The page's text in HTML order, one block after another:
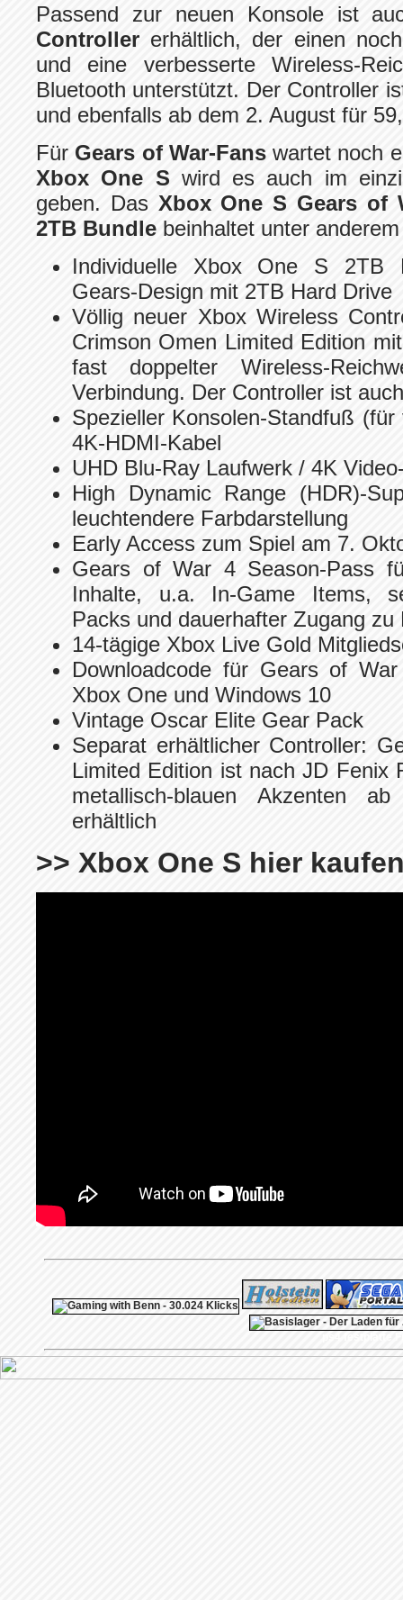
Passend zur neuen Konsole ist
Controller erhältlich, der einen
und eine verbesserte Wireless-
Bluetooth unterstützt. Der Controller
und ebenfalls ab dem 2. August für
Für Gears of War-Fanswartet noch
Xbox One S wird es auch im
geben. Das Xbox One S Gears of
2TB Bundle beinhaltet unter
Individuelle Xbox One S 2TB
Gears-Design mit 2TB Hard Drive
Völlig neuer Xbox Wireless
Crimson Omen Limited Edition
fast doppelter Wireless-
Verbindung. Der Controller ist
Spezieller Konsolen-Standfuß
4K-HDMI-Kabel
UHD Blu-Ray Laufwerk / 4K
High Dynamic Range (HDR)-
leuchtendere Farbdarstellung
Early Access zum Spiel am 7.
Gears of War 4 Season-Pass
Inhalte, u.a. In-Game Items,
Packs und dauerhafter Zugang zu
14-tägige Xbox Live Gold
Downloadcode für Gears of
Xbox One und Windows 10
Vintage Oscar Elite Gear Pack
Separat erhältlicher Controller:
Limited Edition ist nach JD Fenix
metallisch-blauen Akzenten
erhältlich
>> Xbox One S hier